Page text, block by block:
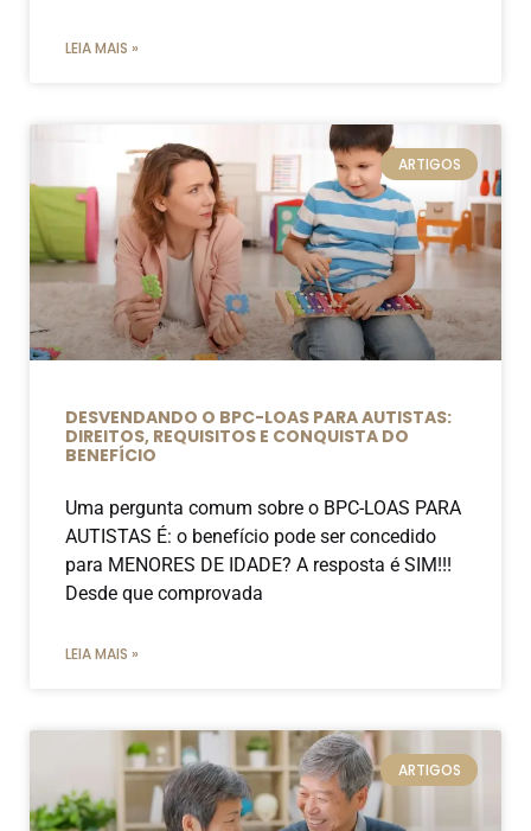
LEIA MAIS »
ARTIGOS
DESVENDANDO O BPC-LOAS PARA AUTISTAS:
DIREITOS, REQUISITOS E CONQUISTA DO
BENEFÍCIO
Uma pergunta comum sobre o BPC-LOAS PARA
AUTISTAS É: o benefício pode ser concedido
para MENORES DE IDADE? A resposta é SIM!!!
Desde que comprovada
LEIA MAIS »
ARTIGOS